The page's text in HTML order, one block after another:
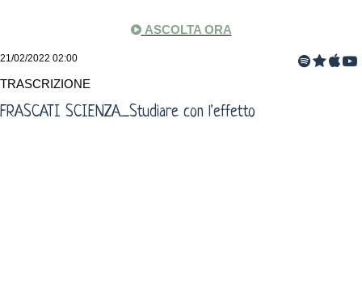
ASCOLTA ORA
21/02/2022 02:00
TRASCRIZIONE
FRASCATI SCIENZA_Studiare con l'effetto